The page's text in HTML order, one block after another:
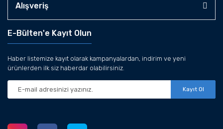
Alışveriş
E-Bülten'e Kayıt Olun
Haber listemize kayıt olarak kampanyalardan, indirim ve yeni
ürünlerden ilk siz haberdar olabilirsiniz.
Kayıt Ol